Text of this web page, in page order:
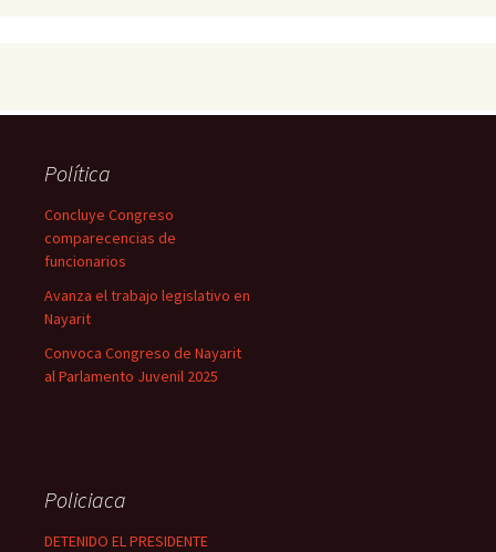
Política
Concluye Congreso
comparecencias de
funcionarios
Avanza el trabajo legislativo en
Nayarit
Convoca Congreso de Nayarit
al Parlamento Juvenil 2025
Policiaca
DETENIDO EL PRESIDENTE